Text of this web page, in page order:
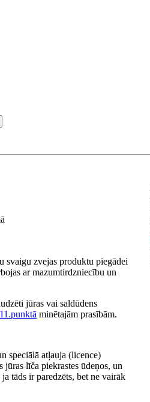
svaigu zvejas produktu piegādei
ar mazumtirdzniecību un
jūras vai saldūdens
11.punktā minētajām prasībām.
speciālā atļauja (licence)
līča piekrastes ūdeņos, un
tāds ir paredzēts, bet ne vairāk